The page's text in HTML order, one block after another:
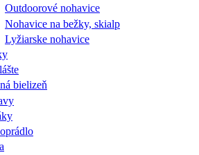
Outdoorové nohavice
Nohavice na bežky, skialp
Lyžiarske nohavice
bielizeň